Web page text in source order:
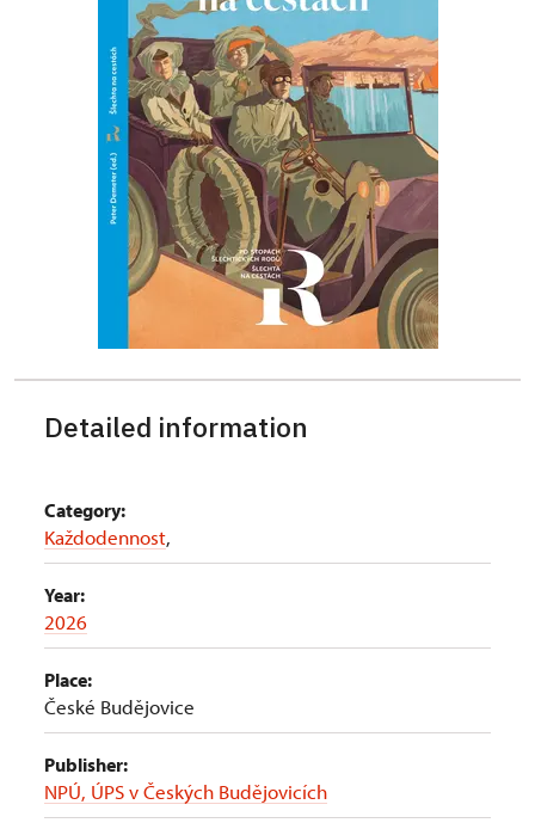
Detailed information
Category:
Každodennost,
Year:
2026
Place:
České Budějovice
Publisher:
NPÚ, ÚPS v Českých Budějovicích